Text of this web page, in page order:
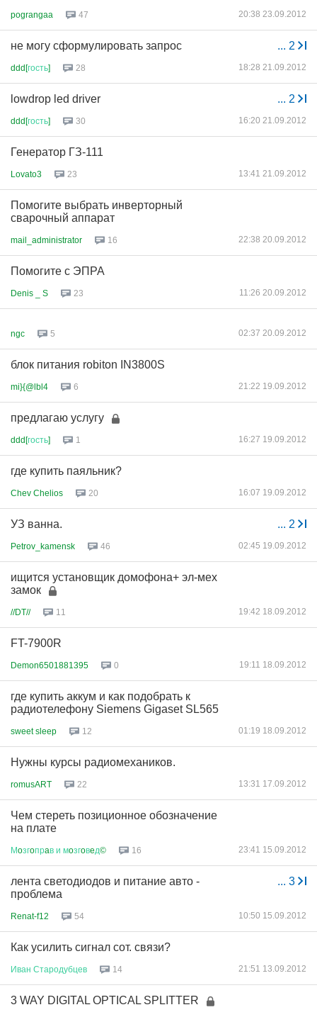
pograngaa 47 20:38 23.09.2012
... 2
не могу сформулировать запрос
ddd[гость] 28 18:28 21.09.2012
... 2
lowdrop led driver
ddd[гость] 30 16:20 21.09.2012
Генератор ГЗ-111
Lovato3 23 13:41 21.09.2012
Помогите выбрать инверторный
сварочный аппарат
mail_administrator 16 22:38 20.09.2012
Помогите с ЭПРА
Denis _ S 23 11:26 20.09.2012
ngc 5 02:37 20.09.2012
блок питания robiton IN3800S
mi}{@lbl4 6 21:22 19.09.2012
предлагаю услугу
ddd[гость] 1 16:27 19.09.2012
где купить паяльник?
Chev Chelios 20 16:07 19.09.2012
... 2
УЗ ванна.
Petrov_kamensk 46 02:45 19.09.2012
ищится установщик домофона+ эл-мех
замок
//DT// 11 19:42 18.09.2012
FT-7900R
Demon6501881395 0 19:11 18.09.2012
где купить аккум и как подобрать к
радиотелефону Siemens Gigaset SL565
sweet sleep 12 01:19 18.09.2012
Нужны курсы радиомехаников.
romusART 22 13:31 17.09.2012
Чем стереть позиционное обозначение
на плате
Мoзгoпрaв и мoзгoвeд© 16 23:41 15.09.2012
... 3
лента светодиодов и питание авто -
проблема
Renat-f12 54 10:50 15.09.2012
Как усилить сигнал сот. связи?
Иван Стародубцев 14 21:51 13.09.2012
3 WAY DIGITAL OPTICAL SPLITTER